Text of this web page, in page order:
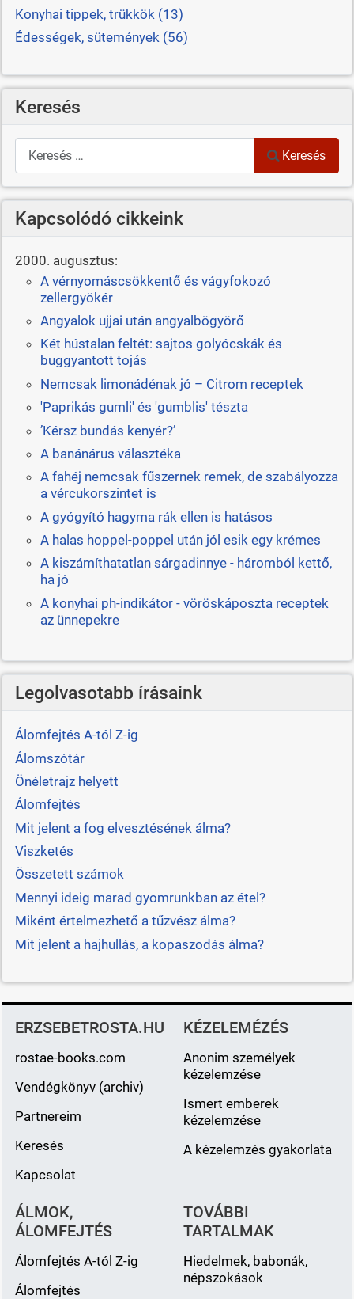
Konyhai tippek, trükkök (13)
Édességek, sütemények (56)
Keresés
Keresés
Keresés
Kapcsolódó cikkeink
2000. augusztus:
A vérnyomáscsökkentő és vágyfokozó
zellergyökér
Angyalok ujjai után angyalbögyörő
Két hústalan feltét: sajtos golyócskák és
buggyantott tojás
Nemcsak limonádénak jó – Citrom receptek
'Paprikás gumli' és 'gumblis' tészta
’Kérsz bundás kenyér?’
A banánárus választéka
A fahéj nemcsak fűszernek remek, de szabályozza
a vércukorszintet is
A gyógyító hagyma rák ellen is hatásos
A halas hoppel-poppel után jól esik egy krémes
A kiszámíthatatlan sárgadinnye - háromból kettő,
ha jó
A konyhai ph-indikátor - vöröskáposzta receptek
az ünnepekre
Legolvasotabb írásaink
Álomfejtés A-tól Z-ig
Álomszótár
Önéletrajz helyett
Álomfejtés
Mit jelent a fog elvesztésének álma?
Viszketés
Összetett számok
Mennyi ideig marad gyomrunkban az étel?
Miként értelmezhető a tűzvész álma?
Mit jelent a hajhullás, a kopaszodás álma?
ERZSEBETROSTA.HU
rostae-books.com
Vendégkönyv (archiv)
Partnereim
Keresés
Kapcsolat
KÉZELEMÉZÉS
Anonim személyek
kézelemzése
Ismert emberek
kézelemzése
A kézelemzés gyakorlata
ÁLMOK,
ÁLOMFEJTÉS
Álomfejtés A-tól Z-ig
Álomfejtés
TOVÁBBI
TARTALMAK
Hiedelmek, babonák,
népszokások